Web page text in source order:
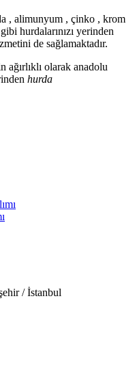
, alimunyum , çinko , krom
hurdalarınızı yerinden
de sağlamaktadır.
ağırlıklı olarak anadolu
hurda
/ İstanbul